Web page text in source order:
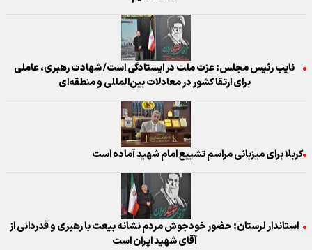
نایب رئیس مجلس: عزت ملت در ایستادگی است/ شهادت رهبری، عاملی
برای ارتقا کشور در معادلات بین‌المللی و منطقه‌ای
کربلا برای میزبانی مراسم تشییع امام شهید آماده است
استاندار لرستان: حضور خودجوش مردم نشانه بیعت با رهبری و قدردانی از
آقای شهید ایران است